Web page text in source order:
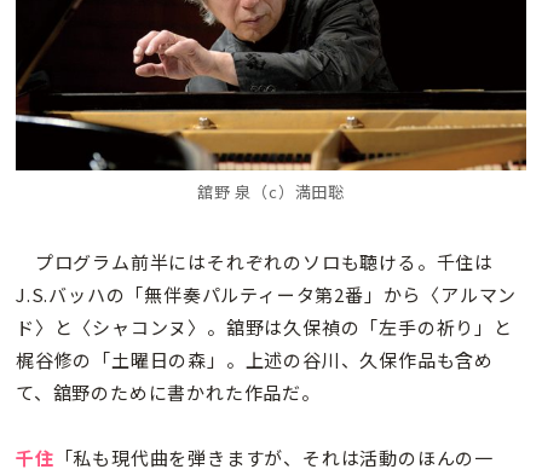
舘野 泉（c）満田聡
プログラム前半にはそれぞれのソロも聴ける。千住は
J.S.バッハの「無伴奏パルティータ第2番」から〈アルマン
ド〉と〈シャコンヌ〉。舘野は久保禎の「左手の祈り」と
梶谷修の「土曜日の森」。上述の谷川、久保作品も含め
て、舘野のために書かれた作品だ。
千住 「私も現代曲を弾きますが、それは活動のほんの一